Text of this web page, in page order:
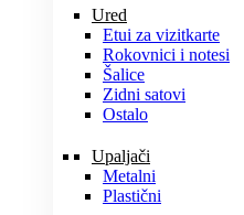
Ured
Etui za vizitkarte
Rokovnici i notesi
Šalice
Zidni satovi
Ostalo
Upaljači
Metalni
Plastični